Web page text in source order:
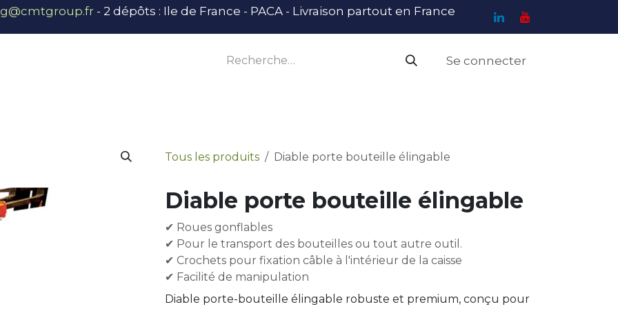
- 2 dépôts : Ile de France - PACA - Livraison partout en France
Se connecter
Tous les produits Diable porte bouteille élingable
Diable porte bouteille élingable
✔ Roues gonflables
✔ Pour le transport des bouteilles ou tout autre outil.
✔ Crochets pour fixation câble à l'intérieur de la caisse
✔ Facilité de manipulation
Diable porte-bouteille élingable robuste et premium, conçu pour